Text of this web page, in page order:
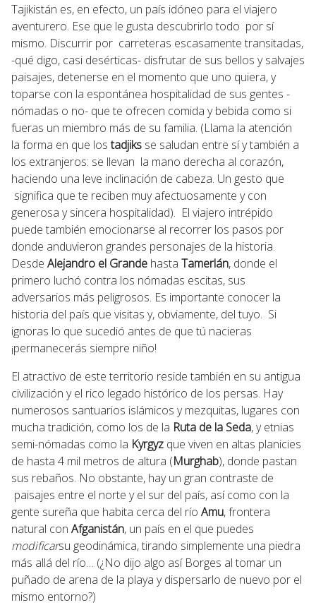
Tajikistán es, en efecto, un país idóneo para el viajero
aventurero. Ese que le gusta descubrirlo todo por sí
mismo. Discurrir por carreteras escasamente transitadas,
-qué digo, casi desérticas- disfrutar de sus bellos y salvajes
paisajes, detenerse en el momento que uno quiera, y
toparse con la espontánea hospitalidad de sus gentes -
nómadas o no- que te ofrecen comida y bebida como si
fueras un miembro más de su familia. (Llama la atención
la forma en que lostadjiks se saludan entre sí y también a
los extranjeros: se llevan la mano derecha al corazón,
haciendo una leve inclinación de cabeza. Un gesto que
significa que te reciben muy afectuosamente y con
generosa y sincera hospitalidad). El viajero intrépido
puede también emocionarse al recorrer los pasos por
donde anduvieron grandes personajes de la historia.
Desde Alejandro el Grande hasta Tamerlán, donde el
primero luchó contra los nómadas escitas, sus
adversarios más peligrosos. Es importante conocer la
historia del país que visitas y, obviamente, del tuyo. Si
ignoras lo que sucedió antes de que tú nacieras
¡permanecerás siempre niño!
El atractivo de este territorio reside también en su antigua
civilización y el rico legado histórico de los persas. Hay
numerosos santuarios islámicos y mezquitas, lugares con
mucha tradición, como los de la Ruta de la Seda, y etnias
semi-nómadas como la Kyrgyz que viven en altas planicies
de hasta 4 mil metros de altura (Murghab), donde pastan
sus rebaños. No obstante, hay un gran contraste de
paisajes entre el norte y el sur del país, así como con la
gente sureña que habita cerca del río Amu, frontera
natural con Afganistán, un país en el que puedes
modificarsu geodinámica, tirando simplemente una piedra
más allá del río… (¿No dijo algo así Borges al tomar un
puñado de arena de la playa y dispersarlo de nuevo por el
mismo entorno?)